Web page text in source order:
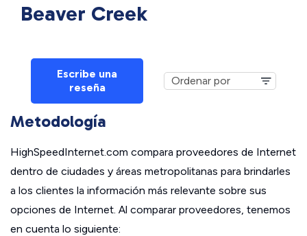
Beaver Creek
Escribe una
reseña
Metodología
HighSpeedInternet.com compara proveedores de Internet
dentro de ciudades y áreas metropolitanas para brindarles
a los clientes la información más relevante sobre sus
opciones de Internet. Al comparar proveedores, tenemos
en cuenta lo siguiente: